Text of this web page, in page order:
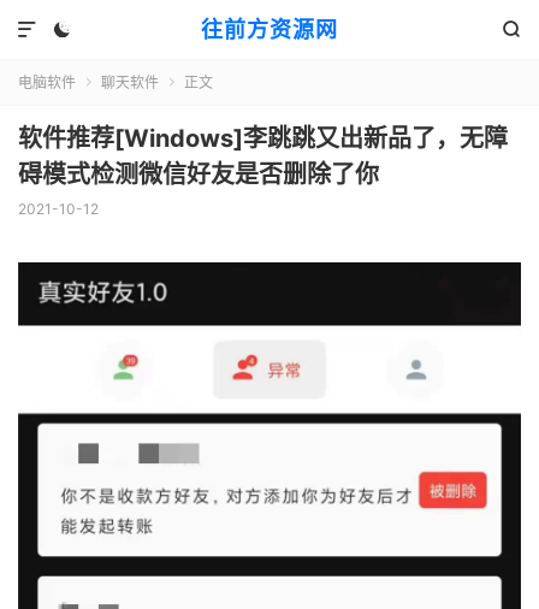
往前方资源网
 

电脑软件  聊天软件  正文
软件推荐[Windows]李跳跳又出新品了，无障
碍模式检测微信好友是否删除了你
2021-10-12